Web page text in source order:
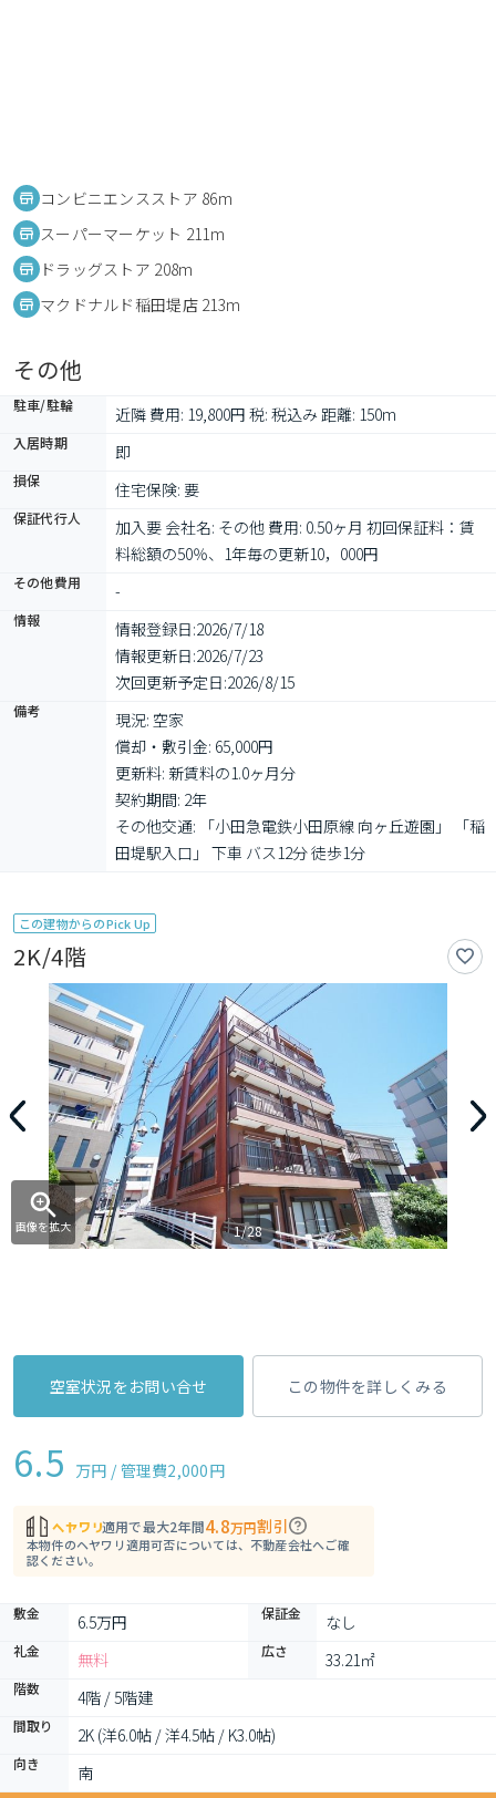
コンビニエンスストア 86m
スーパーマーケット 211m
ドラッグストア 208m
マクドナルド稲田堤店 213m
その他
駐車/駐輪 近隣 費用: 19,800円 税: 税込み 距離: 150m
入居時期 即
損保 住宅保険: 要
保証代行人
加入要 会社名: その他 費用: 0.50ヶ月 初回保証料：賃
料総額の50％、1年毎の更新10，000円
その他費用 -
情報 情報登録日:2026/7/18
情報更新日:2026/7/23
次回更新予定日:2026/8/15
備考
現況: 空家
償却・敷引金: 65,000円
更新料: 新賃料の1.0ヶ月分
契約期間: 2年
その他交通: 「小田急電鉄小田原線 向ヶ丘遊園」 「稲
田堤駅入口」 下車 バス12分 徒歩1分
この建物からのPick Up
2K/4階
画像を拡大 1/28
空室状況をお問い合せ この物件を詳しくみる
6.5 万円 / 管理費2,000円
適用で最大2年間4.8万円割引
本物件のヘヤワリ適用可否については、不動産会社へご確
認ください。
敷金 6.5万円 保証金 なし
礼金 無料 広さ 33.21㎡
階数 4階 / 5階建
間取り 2K (洋6.0帖 / 洋4.5帖 / K3.0帖)
向き
南